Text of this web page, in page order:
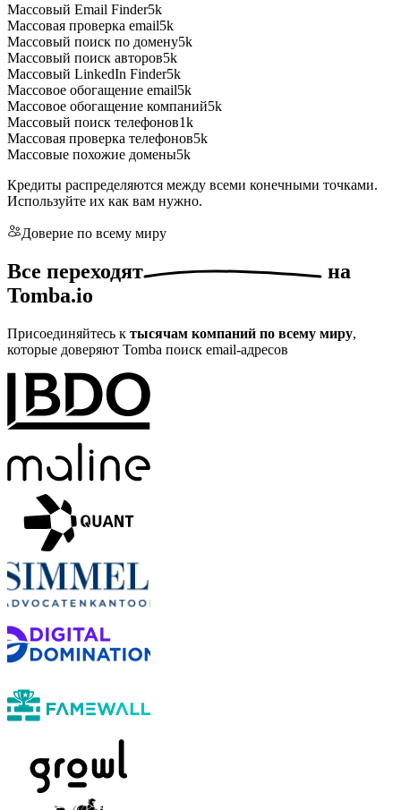
Массовый Email Finder5k
Массовая проверка email5k
Массовый поиск по домену5k
Массовый поиск авторов5k
Массовый LinkedIn Finder5k
Массовое обогащение email5k
Массовое обогащение компаний5k
Массовый поиск телефонов1k
Массовая проверка телефонов5k
Массовые похожие домены5k
Кредиты распределяются между всеми конечными точками.
Используйте их как вам нужно.
Доверие по всему миру
Все переходят
на
Tomba.io
Присоединяйтесь к тысячам компаний по всему миру,
которые доверяют Tomba поиск email-адресов